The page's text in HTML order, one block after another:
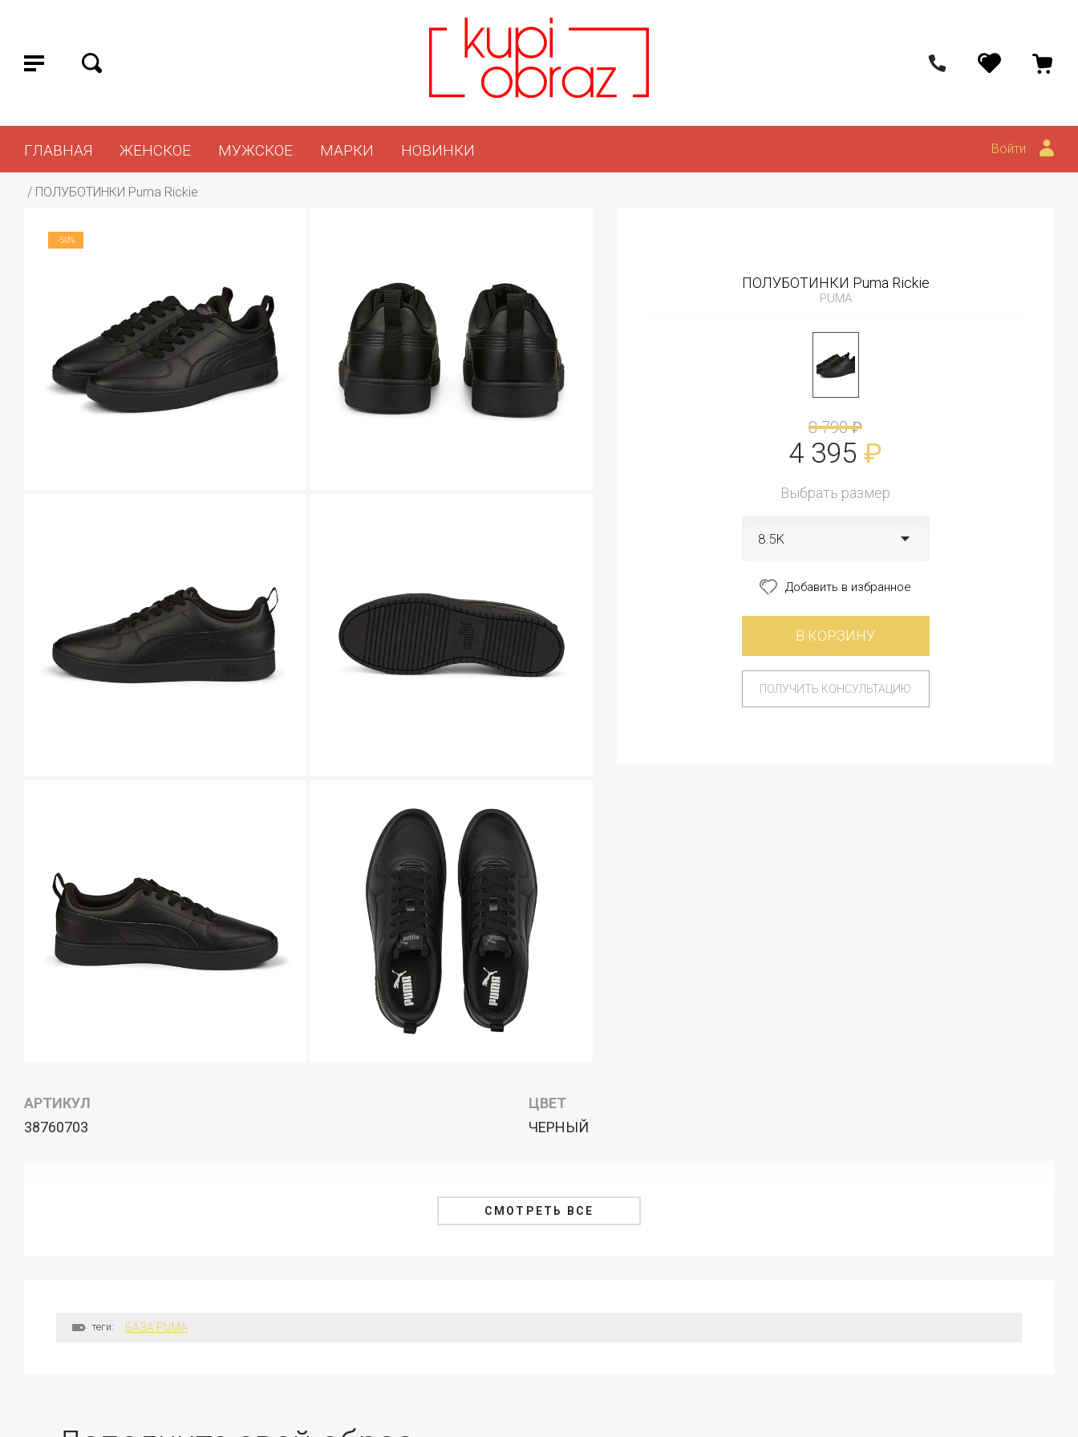
ГЛАВНАЯ ЖЕНСКОЕ МУЖСКОЕ МАРКИ НОВИНКИ Войти
/ ПОЛУБОТИНКИ Puma Rickie
-50%
ПОЛУБОТИНКИ Puma Rickie
PUMA
8 790 ₽
4 395 ₽
Выбрать размер
8.5K
Добавить в избранное
В КОРЗИНУ
ПОЛУЧИТЬ КОНСУЛЬТАЦИЮ
АРТИКУЛ
38760703
ЦВЕТ
ЧЕРНЫЙ
СМОТРЕТЬ ВСЕ
теги: БАЗА PUMA